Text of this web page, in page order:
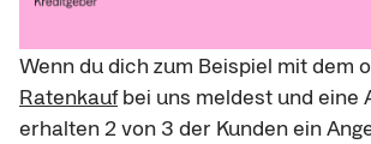
Wenn du dich zum Beispiel mit dem
Ratenkaufbei uns meldest und eine
erhalten 2 von 3 der Kunden ein